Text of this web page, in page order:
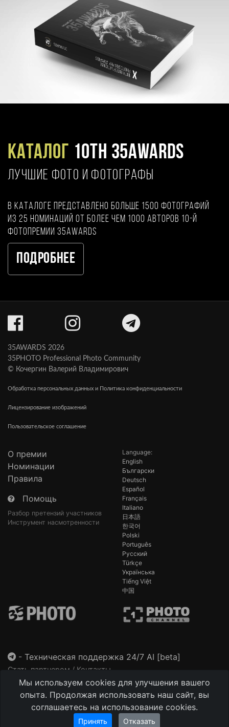
Каталог 10TH 35AWARDS
ЛУЧШИЕ ФОТО И ФОТОГРАФЫ
В каталоге представлено больше 1500 фотографий
из 25 номинаций от более чем 1000 авторов 10-й
фотопремии 35AWARDS
Подробнее
Мы используем cookies для улучшения вашего
опыта. Продолжая использовать наш сайт, вы
соглашаетесь на использование cookies.
Принять Отказать
35AWARDS 2026
35PHOTO Professional Photo Community
© Кочергин Валерий Владимирович
Обработка персональных данных и Политика конфиденциальности
Лицензирование изображений
Пользовательское соглашение
О премии
Номинации
Правила
Помощь
Разбор претензий участников
Инструмент насмотренности
Language:
English
Български
Deutsch
Español
Français
Italiano
日本語
한국어
Polski
Português
Русский
Türkçe
Українська
Tiếng Việt
中国
- Техническая поддержка 24/7 AI [beta]
Стать партнером / Контакты
This site is protected by reCAPTCHA and the GooglePrivacy Policyand
Terms of Service